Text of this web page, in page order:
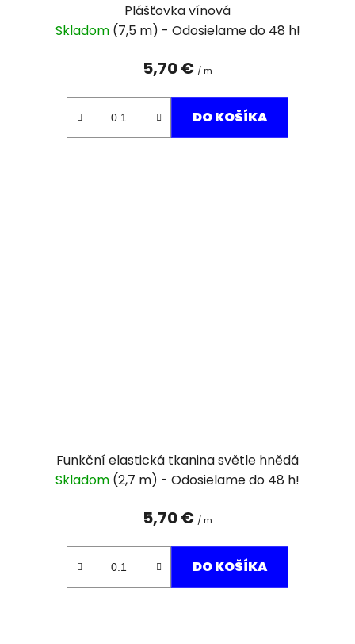
Plášťovka vínová
Skladom (7,5 m)
5,70 € / m
DO KOŠÍKA
Funkční elastická tkanina světle hnědá
Skladom (2,7 m)
5,70 € / m
DO KOŠÍKA